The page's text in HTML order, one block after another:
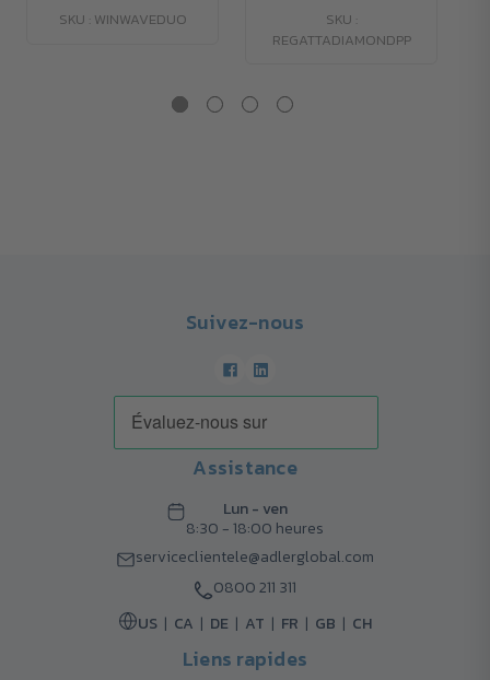
SKU : WINWAVEDUO
SKU :
REGATTADIAMONDPP
Suivez-nous
Assistance
Lun - ven
8:30 - 18:00 heures
serviceclientele@adlerglobal.com
0800 211 311
US
CA DE AT FR GB CH
Liens rapides